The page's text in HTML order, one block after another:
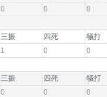
0 0 0
三振 四死 犠打
1 0 0
三振 四死 犠打
0 0 0